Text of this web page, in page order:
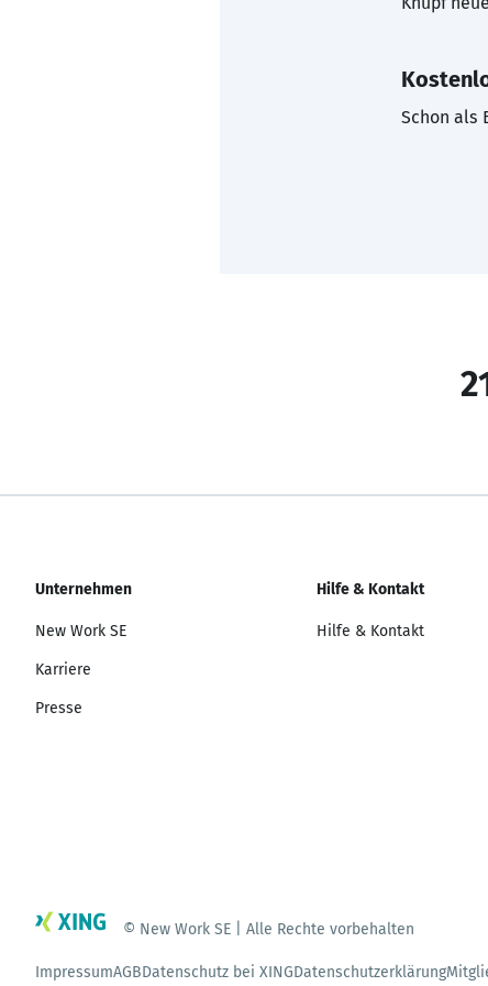
Schon als
Unternehmen
New Work SE
Karriere
Presse
Hilfe & Kontakt
Hilfe & Kontakt
© New Work SE | Alle Rechte vorbehalten
ImpressumAGBDatenschutz bei XINGDatenschutzerklärung